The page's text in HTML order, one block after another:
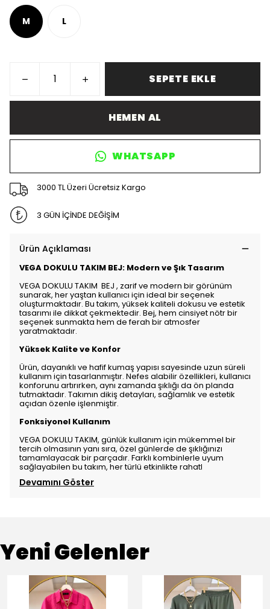
M L
SEPETE EKLE
HEMEN AL
WHATSAPP
3000 TL Üzeri Ücretsiz Kargo
3 GÜN İÇİNDE DEĞİŞİM
Ürün Açıklaması
VEGA DOKULU TAKIM BEJ: Modern ve Şık Tasarım
VEGA DOKULU TAKIM BEJ , zarif ve modern bir görünüm
sunarak, her yaştan kullanıcı için ideal bir seçenek
oluşturmaktadır. Bu takım, yüksek kaliteli dokusu ve estetik
tasarımı ile dikkat çekmektedir. Bej, hem cinsiyet nötr bir
seçenek sunmakta hem de ferah bir atmosfer
yaratmaktadır.
Yüksek Kalite ve Konfor
Ürün, dayanıklı ve hafif kumaş yapısı sayesinde uzun süreli
kullanım için tasarlanmıştır. Nefes alabilir özellikleri, kullanıcı
konforunu artırırken, aynı zamanda şıklığı da ön planda
tutmaktadır. Takımın dikiş detayları, sağlamlık ve estetik
açıdan özenle işlenmiştir.
Fonksiyonel Kullanım
VEGA DOKULU TAKIM, günlük kullanım için mükemmel bir
tercih olmasının yanı sıra, özel günlerde de şıklığınızı
tamamlayacak bir parçadır. Farklı kombinlerle uyum
sağlayabilen bu takım, her türlü etkinlikte rahatl
Devamını Göster
Yeni Gelenler